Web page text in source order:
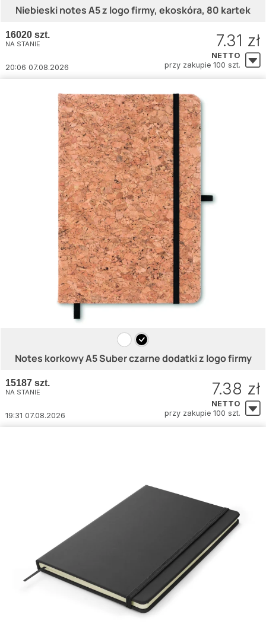
Niebieski notes A5 z logo firmy, ekoskóra, 80 kartek
16020 szt.
NA STANIE
20:06 07.08.2026
7.31 zł
NETTO
przy zakupie 100 szt.
Notes korkowy A5 Suber czarne dodatki z logo firmy
15187 szt.
NA STANIE
19:31 07.08.2026
7.38 zł
NETTO
przy zakupie 100 szt.